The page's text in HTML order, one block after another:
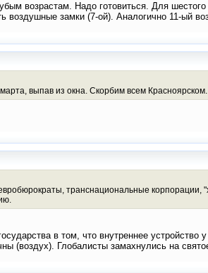
возрастам. Надо готовиться. Для
воздушные замки (7-ой). Аналогично 11-ый
выпав из окна. Скорбим всем Красноярском.
транснациональные корпорации,
в том, что внутреннее устройство
(воздух). Глобалисты замахнулись на